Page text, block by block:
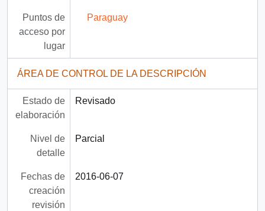
Puntos de
acceso por
lugar
Paraguay
ÁREA DE CONTROL DE LA DESCRIPCIÓN
Estado de
elaboración
Revisado
Nivel de
detalle
Parcial
Fechas de
creación
revisión
2016-06-07